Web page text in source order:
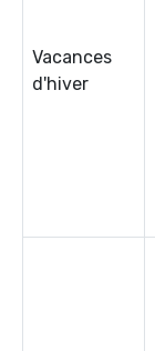
Vacances
d'hiver